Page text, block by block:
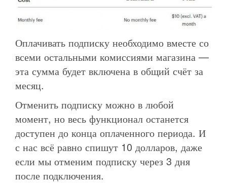
Оплачивать подписку необходимо вместе со
всеми остальными комиссиями магазина —
эта сумма будет включена в общий счёт за
месяц.
Отменить подписку можно в любой
момент, но весь функционал останется
доступен до конца оплаченного периода. И
с нас всё равно спишут 10 долларов, даже
если мы отменим подписку через 3 дня
после подключения.